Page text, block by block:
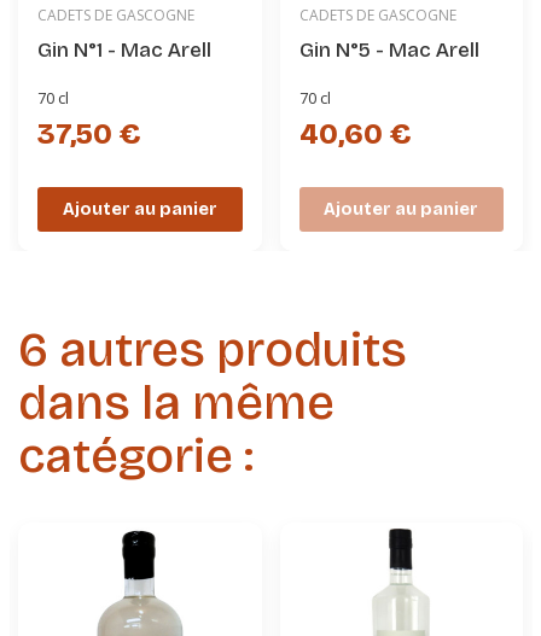
CADETS DE GASCOGNE
Gin N°1 - Mac Arell
70 cl
37,50 €
Ajouter au panier
CADETS DE GASCOGNE
Gin N°5 - Mac Arell
70 cl
40,60 €
Ajouter au panier
6 autres produits
dans la même
catégorie :